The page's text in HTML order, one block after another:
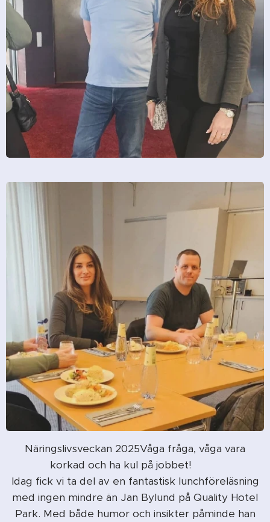
Näringslivsveckan 2025Våga fråga, våga vara
korkad och ha kul på jobbet! 🎤😄
Idag fick vi ta del av en fantastisk lunchföreläsning
med ingen mindre än Jan Bylund på Quality Hotel
Park. Med både humor och insikter påminde han